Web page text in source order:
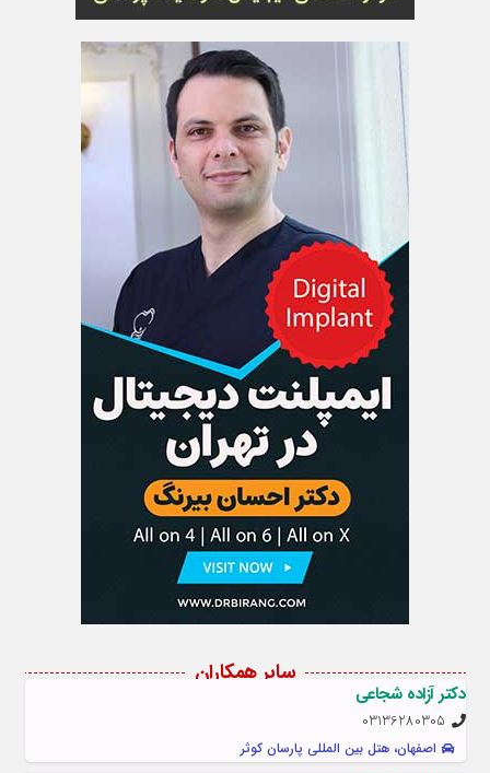
سایر همکاران
دکتر آزاده شجاعی
03136280305
اصفهان، هتل بین المللی پارسان کوثر